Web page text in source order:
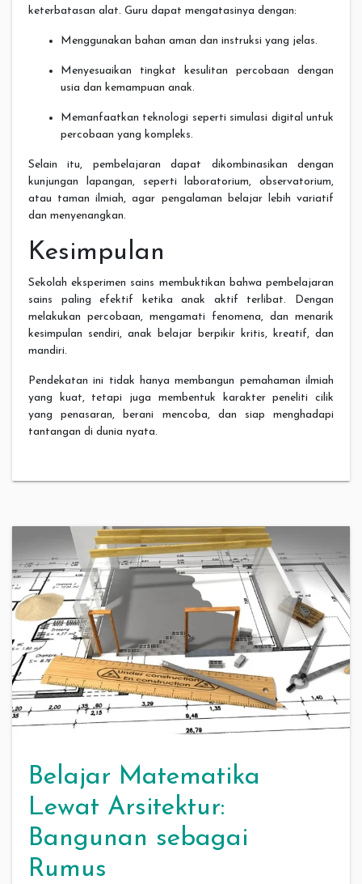
keterbatasan alat. Guru dapat mengatasinya dengan:
Menggunakan bahan aman dan instruksi yang jelas.
Menyesuaikan tingkat kesulitan percobaan dengan
usia dan kemampuan anak.
Memanfaatkan teknologi seperti simulasi digital untuk
percobaan yang kompleks.
Selain itu, pembelajaran dapat dikombinasikan dengan
kunjungan lapangan, seperti laboratorium, observatorium,
atau taman ilmiah, agar pengalaman belajar lebih variatif
dan menyenangkan.
Kesimpulan
Sekolah eksperimen sains membuktikan bahwa pembelajaran
sains paling efektif ketika anak aktif terlibat. Dengan
melakukan percobaan, mengamati fenomena, dan menarik
kesimpulan sendiri, anak belajar berpikir kritis, kreatif, dan
mandiri.
Pendekatan ini tidak hanya membangun pemahaman ilmiah
yang kuat, tetapi juga membentuk karakter peneliti cilik
yang penasaran, berani mencoba, dan siap menghadapi
tantangan di dunia nyata.
Belajar Matematika
Lewat Arsitektur:
Bangunan sebagai
Rumus